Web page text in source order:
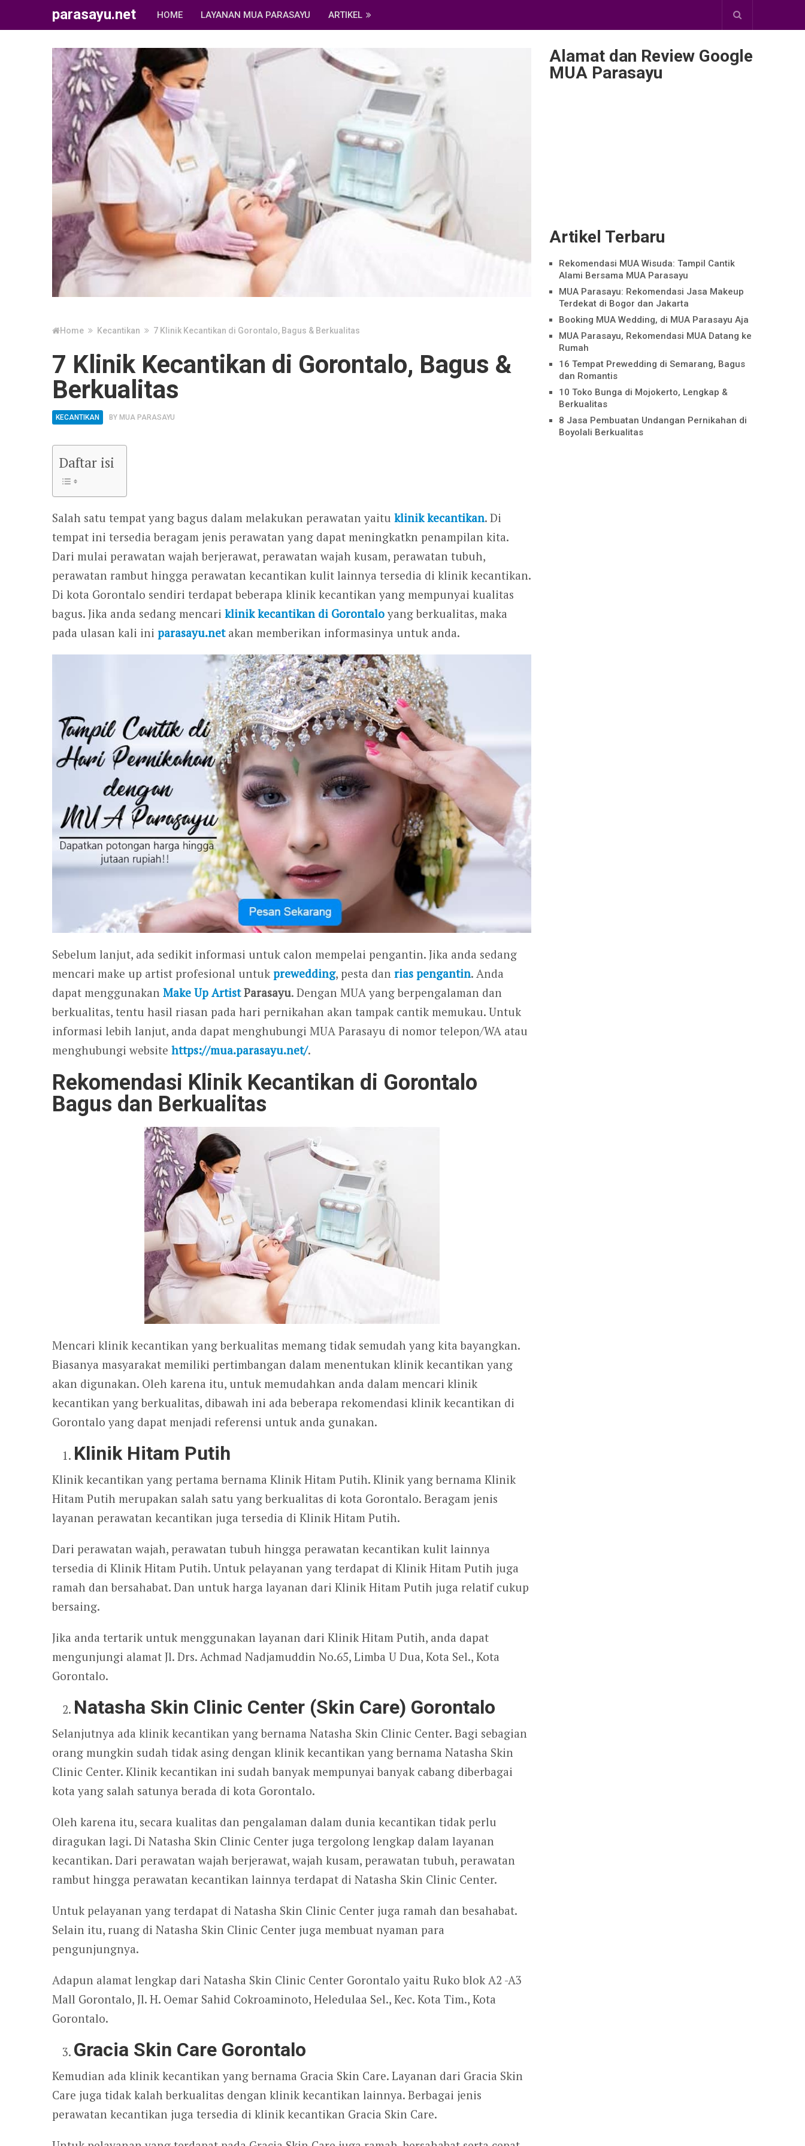
parasayu.net HOME LAYANAN MUA PARASAYU ARTIKEL
Home Kecantikan 7 Klinik Kecantikan di Gorontalo, Bagus & Berkualitas
7 Klinik Kecantikan di Gorontalo, Bagus &
Berkualitas
KECANTIKAN BY MUA PARASAYU
Daftar isi
Salah satu tempat yang bagus dalam melakukan perawatan yaitu klinik kecantikan. Di
tempat ini tersedia beragam jenis perawatan yang dapat meningkatkn penampilan kita.
Dari mulai perawatan wajah berjerawat, perawatan wajah kusam, perawatan tubuh,
perawatan rambut hingga perawatan kecantikan kulit lainnya tersedia di klinik kecantikan.
Di kota Gorontalo sendiri terdapat beberapa klinik kecantikan yang mempunyai kualitas
bagus. Jika anda sedang mencari klinik kecantikan di Gorontalo yang berkualitas, maka
pada ulasan kali ini parasayu.netakan memberikan informasinya untuk anda.
Sebelum lanjut, ada sedikit informasi untuk calon mempelai pengantin. Jika anda sedang
mencari make up artist profesional untuk prewedding, pesta dan rias pengantin. Anda
dapat menggunakan Make Up ArtistParasayu. Dengan MUA yang berpengalaman dan
berkualitas, tentu hasil riasan pada hari pernikahan akan tampak cantik memukau. Untuk
informasi lebih lanjut, anda dapat menghubungi MUA Parasayu di nomor telepon/WA atau
menghubungi website https://mua.parasayu.net/.
Rekomendasi Klinik Kecantikan di Gorontalo
Bagus dan Berkualitas
Mencari klinik kecantikan yang berkualitas memang tidak semudah yang kita bayangkan.
Biasanya masyarakat memiliki pertimbangan dalam menentukan klinik kecantikan yang
akan digunakan. Oleh karena itu, untuk memudahkan anda dalam mencari klinik
kecantikan yang berkualitas, dibawah ini ada beberapa rekomendasi klinik kecantikan di
Gorontalo yang dapat menjadi referensi untuk anda gunakan.
Klinik Hitam Putih
Klinik kecantikan yang pertama bernama Klinik Hitam Putih. Klinik yang bernama Klinik
Hitam Putih merupakan salah satu yang berkualitas di kota Gorontalo. Beragam jenis
layanan perawatan kecantikan juga tersedia di Klinik Hitam Putih.
Dari perawatan wajah, perawatan tubuh hingga perawatan kecantikan kulit lainnya
tersedia di Klinik Hitam Putih. Untuk pelayanan yang terdapat di Klinik Hitam Putih juga
ramah dan bersahabat. Dan untuk harga layanan dari Klinik Hitam Putih juga relatif cukup
bersaing.
Jika anda tertarik untuk menggunakan layanan dari Klinik Hitam Putih, anda dapat
mengunjungi alamat Jl. Drs. Achmad Nadjamuddin No.65, Limba U Dua, Kota Sel., Kota
Gorontalo.
Natasha Skin Clinic Center (Skin Care) Gorontalo
Selanjutnya ada klinik kecantikan yang bernama Natasha Skin Clinic Center. Bagi sebagian
orang mungkin sudah tidak asing dengan klinik kecantikan yang bernama Natasha Skin
Clinic Center. Klinik kecantikan ini sudah banyak mempunyai banyak cabang diberbagai
kota yang salah satunya berada di kota Gorontalo.
Oleh karena itu, secara kualitas dan pengalaman dalam dunia kecantikan tidak perlu
diragukan lagi. Di Natasha Skin Clinic Center juga tergolong lengkap dalam layanan
kecantikan. Dari perawatan wajah berjerawat, wajah kusam, perawatan tubuh, perawatan
rambut hingga perawatan kecantikan lainnya terdapat di Natasha Skin Clinic Center.
Untuk pelayanan yang terdapat di Natasha Skin Clinic Center juga ramah dan besahabat.
Selain itu, ruang di Natasha Skin Clinic Center juga membuat nyaman para
pengunjungnya.
Adapun alamat lengkap dari Natasha Skin Clinic Center Gorontalo yaitu Ruko blok A2 -A3
Mall Gorontalo, Jl. H. Oemar Sahid Cokroaminoto, Heledulaa Sel., Kec. Kota Tim., Kota
Gorontalo.
Gracia Skin Care Gorontalo
Kemudian ada klinik kecantikan yang bernama Gracia Skin Care. Layanan dari Gracia Skin
Care juga tidak kalah berkualitas dengan klinik kecantikan lainnya. Berbagai jenis
perawatan kecantikan juga tersedia di klinik kecantikan Gracia Skin Care.
Alamat dan Review Google
MUA Parasayu
Artikel Terbaru
Rekomendasi MUA Wisuda: Tampil Cantik
Alami Bersama MUA Parasayu
MUA Parasayu: Rekomendasi Jasa Makeup
Terdekat di Bogor dan Jakarta
Booking MUA Wedding, di MUA Parasayu Aja
MUA Parasayu, Rekomendasi MUA Datang ke
Rumah
16 Tempat Prewedding di Semarang, Bagus
dan Romantis
10 Toko Bunga di Mojokerto, Lengkap &
Berkualitas
8 Jasa Pembuatan Undangan Pernikahan di
Boyolali Berkualitas